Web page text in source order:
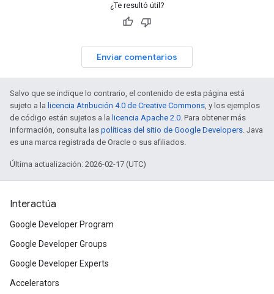
¿Te resultó útil?
Enviar comentarios
Salvo que se indique lo contrario, el contenido de esta página está
sujeto a la licencia Atribución 4.0 de Creative Commons, y los ejemplos
de código están sujetos a la licencia Apache 2.0. Para obtener más
información, consulta las políticas del sitio de Google Developers. Java
es una marca registrada de Oracle o sus afiliados.
Última actualización: 2026-02-17 (UTC)
Interactúa
Google Developer Program
Google Developer Groups
Google Developer Experts
Accelerators